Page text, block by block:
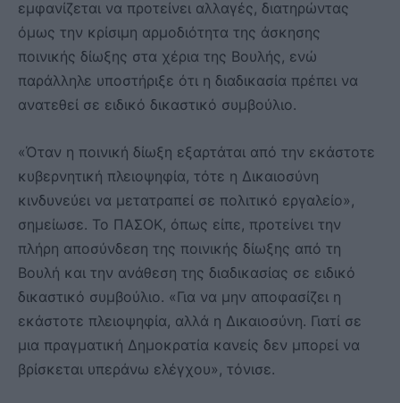
εμφανίζεται να προτείνει αλλαγές, διατηρώντας
όμως την κρίσιμη αρμοδιότητα της άσκησης
ποινικής δίωξης στα χέρια της Βουλής, ενώ
παράλληλε υποστήριξε ότι η διαδικασία πρέπει να
ανατεθεί σε ειδικό δικαστικό συμβούλιο.
«Όταν η ποινική δίωξη εξαρτάται από την εκάστοτε
κυβερνητική πλειοψηφία, τότε η Δικαιοσύνη
κινδυνεύει να μετατραπεί σε πολιτικό εργαλείο»,
σημείωσε. Το ΠΑΣΟΚ, όπως είπε, προτείνει την
πλήρη αποσύνδεση της ποινικής δίωξης από τη
Βουλή και την ανάθεση της διαδικασίας σε ειδικό
δικαστικό συμβούλιο. «Για να μην αποφασίζει η
εκάστοτε πλειοψηφία, αλλά η Δικαιοσύνη. Γιατί σε
μια πραγματική Δημοκρατία κανείς δεν μπορεί να
βρίσκεται υπεράνω ελέγχου», τόνισε.